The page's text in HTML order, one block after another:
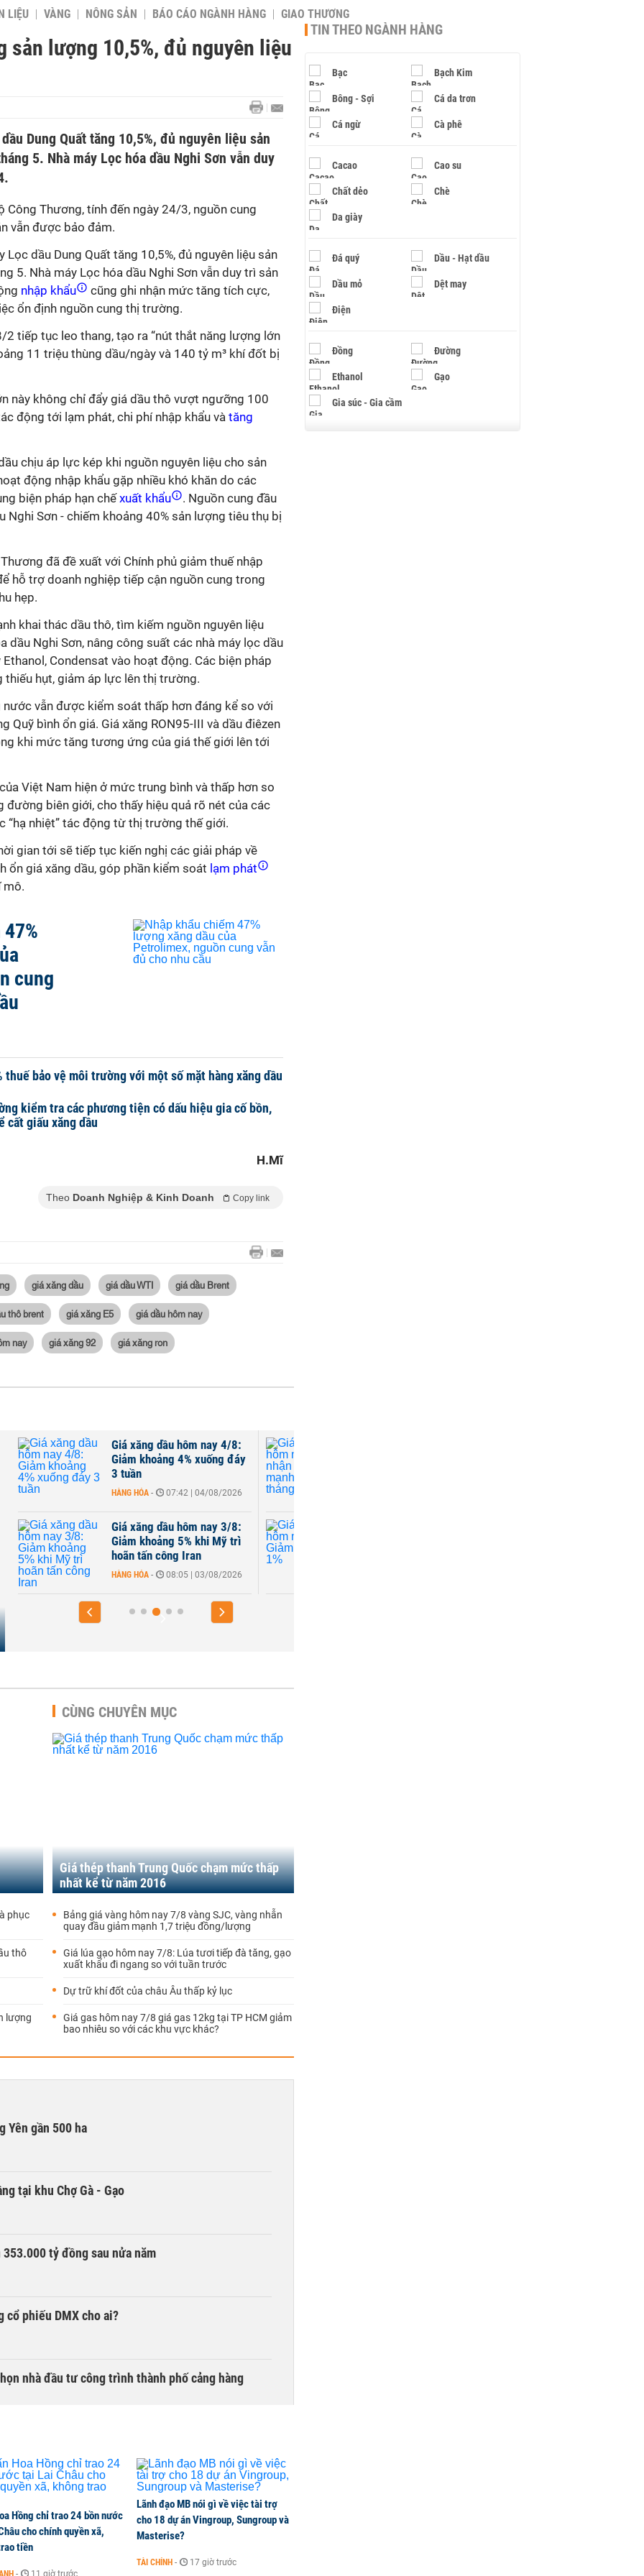
LIỆU VÀNG NÔNG SẢN BÁO CÁO NGÀNH HÀNG GIAO THƯƠNG
sản lượng 10,5%, đủ nguyên liệu
Dung Quất tăng 10,5%, đủ nguyên liệu sản
5. Nhà máy Lọc hóa dầu Nghi Sơn vẫn duy
Công Thương, tính đến ngày 24/3, nguồn cung
vẫn được bảo đảm.
Lọc dầu Dung Quất tăng 10,5%, đủ nguyên liệu sản
5. Nhà máy Lọc hóa dầu Nghi Sơn vẫn duy trì sản
nhập khẩu
cũng ghi nhận mức tăng tích cực,
ổn định nguồn cung thị trường.
tiếp tục leo thang, tạo ra “nút thắt năng lượng lớn
11 triệu thùng dầu/ngày và 140 tỷ m³ khí đốt bị
này không chỉ đẩy giá dầu thô vượt ngưỡng 100
động tới lạm phát, chi phí nhập khẩu và tăng
chịu áp lực kép khi nguồn nguyên liệu cho sản
động nhập khẩu gặp nhiều khó khăn do các
biện pháp hạn chếxuất khẩu
. Nguồn cung đầu
Nghi Sơn - chiếm khoảng 40% sản lượng tiêu thụ bị
đã đề xuất với Chính phủ giảm thuế nhập
hỗ trợ doanh nghiệp tiếp cận nguồn cung trong
hẹp.
khai thác dầu thô, tìm kiếm nguồn nguyên liệu
dầu Nghi Sơn, nâng công suất các nhà máy lọc dầu
Condensat vào hoạt động. Các biện pháp
thiếu hụt, giảm áp lực lên thị trường.
vẫn được kiểm soát thấp hơn đáng kể so với
Quỹ bình ổn giá. Giá xăng RON95-III và dầu điêzen
khi mức tăng tương ứng của giá thế giới lên tới
Việt Nam hiện ở mức trung bình và thấp hơn so
biên giới, cho thấy hiệu quả rõ nét của các
“hạ nhiệt” tác động từ thị trường thế giới.
gian tới sẽ tiếp tục kiến nghị các giải pháp về
ổn giá xăng dầu, góp phần kiểm soát lạm phát
mô.
cung
thuế bảo vệ môi trường với một số mặt hàng xăng dầu
kiểm tra các phương tiện có dấu hiệu gia cố bồn,
cất giấu xăng dầu
H.Mĩ
Theo Doanh Nghiệp & Kinh Doanh Copy link
giá xăng dầu giá dầu WTI giá dầu Brent
thô brent giá xăng E5 giá dầu hôm nay
nay giá xăng 92 giá xăng ron
Giá xăng dầu hôm nay 4/8:
Giảm khoảng 4% xuống đáy
3 tuần
HÀNG HÓA - 07:42 | 04/08/2026
Giá xăng dầu hôm nay 3/8:
Giảm khoảng 5% khi Mỹ trì
hoãn tấn công Iran
HÀNG HÓA - 08:05 | 03/08/2026
phục
thô
lượng
CÙNG CHUYÊN MỤC
Giá thép thanh Trung Quốc chạm mức thấp
nhất kể từ năm 2016
Bảng giá vàng hôm nay 7/8 vàng SJC, vàng nhẫn
quay đầu giảm mạnh 1,7 triệu đồng/lượng
Giá lúa gạo hôm nay 7/8: Lúa tươi tiếp đà tăng, gạo
xuất khẩu đi ngang so với tuần trước
Dự trữ khí đốt của châu Âu thấp kỷ lục
Giá gas hôm nay 7/8 giá gas 12kg tại TP HCM giảm
bao nhiêu so với các khu vực khác?
Yên gần 500 ha
tại khu Chợ Gà - Gạo
tỷ đồng sau nửa năm
cổ phiếu DMX cho ai?
nhà đầu tư công trình thành phố cảng hàng
ai đã mua vào?
lao động công trình đóng BHXH bắt buộc
Hồng chỉ trao 24 bồn nước
cho chính quyền xã,
tiền
- 11 giờ trước
Lãnh đạo MB nói gì về việc tài trợ
cho 18 dự án Vingroup, Sungroup và
Masterise?
TÀI CHÍNH - 17 giờ trước
TIN THEO NGÀNH HÀNG
Bạc Bạch Kim
Bông - Sợi Cá da trơn
Cá ngừ Cà phê
Cacao Cao su
Chất dẻo Chè
Da giày
Đá quý Dầu - Hạt dầu
Dầu mỏ Dệt may
Điện
Đồng Đường
Ethanol Gạo
Gia súc - Gia cầm